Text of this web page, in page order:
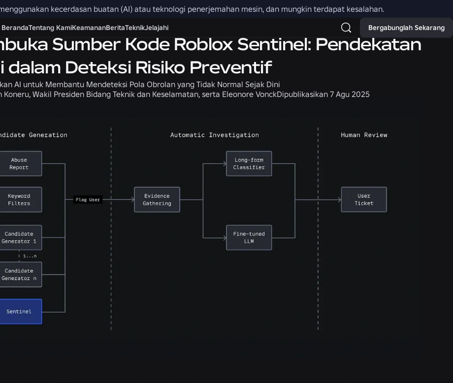
kecerdasan buatan (AI) atau teknologi penerjemahan mesin, dan mungkin terdapat kesalahan.
BerandaTentang KamiKeamananBeritaTeknikJelajahi Bergabunglah Sekarang
Berita Keamanan + Kesopanan
Sumber Kode Roblox Sentinel: Pendekatan
dalam Deteksi Risiko Preventif
AI untuk Membantu Mendeteksi Pola Obrolan yang Tidak Normal Sejak Dini
Koneru, Wakil Presiden Bidang Teknik dan Keselamatan, serta Eleonore VonckDipublikasikan 7 Agu 2025